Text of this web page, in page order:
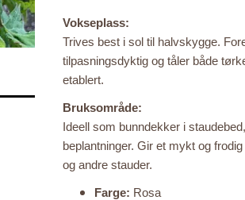
Vokseplass:
Trives best i sol til halvskygge.
tilpasningsdyktig og tåler både
etablert.
Bruksområde:
Ideell som bunndekker i
beplantninger. Gir et mykt og
og andre stauder.
Farge: Rosa